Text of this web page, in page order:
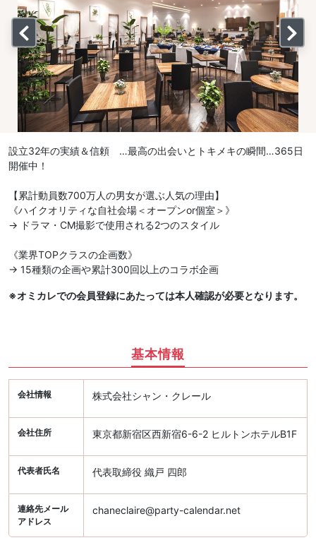
設立32年の実績＆信頼 …最高の出会いとトキメキの瞬間…365日
開催中！
【累計動員数700万人の男女が選ぶ人気の理由】
《ハイクオリティな自社会場＜オープンor個室＞》
→ ドラマ・CM撮影で使用される2つのスタイル
《業界TOPクラスの企画数》
→ 15種類の企画や累計300回以上のコラボ企画
※オミカレでの会員登録にあたっては本人確認が必要となります。
基本情報
会社情報 株式会社シャン・クレール
会社住所 東京都新宿区西新宿6-6-2 ヒルトンホテルB1F
代表者氏名 代表取締役 織戸 四郎
連絡先メール
アドレス
chaneclaire@party-calendar.net